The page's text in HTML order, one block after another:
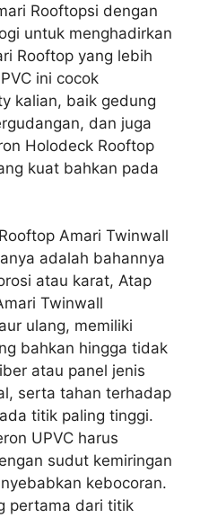
Rooftopsi dengan
untuk menghadirkan
Rooftop yang lebih
ini cocok
kalian, baik gedung
dan juga
Holodeck Rooftop
kuat bahkan pada
Amari Twinwall
adalah bahannya
atau karat, Atap
Twinwall
ulang, memiliki
bahkan hingga tidak
atau panel jenis
serta tahan terhadap
titik paling tinggi.
UPVC harus
sudut kemiringan
kebocoran.
pertama dari titik